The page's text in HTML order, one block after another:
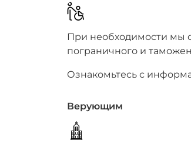
При необходимости мы
пограничного и
Ознакомьтесь с
Верующим